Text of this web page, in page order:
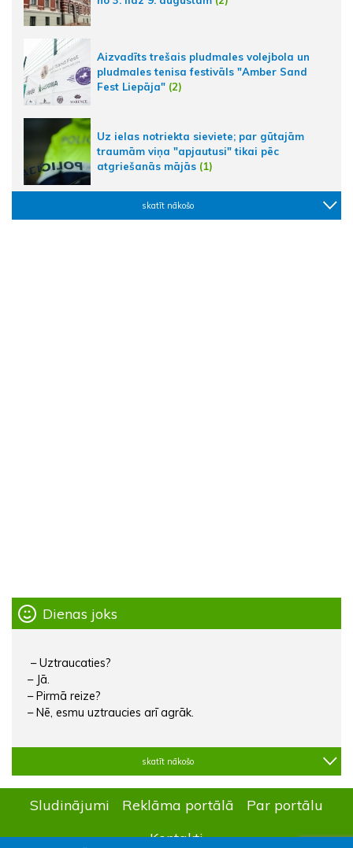
Aizvadīts trešais pludmales volejbola un
pludmales tenisa festivāls "Amber Sand
Fest Liepāja" (2)
Uz ielas notriekta sieviete; par gūtajām
traumām viņa "apjautusi" tikai pēc
atgriešanās mājās (1)
skatīt nākošo
Dienas joks
– Uztraucaties?
– Jā.
– Pirmā reize?
– Nē, esmu uztraucies arī agrāk.
skatīt nākošo
Sludinājumi Reklāma portālā
Par portālu
Kontakti